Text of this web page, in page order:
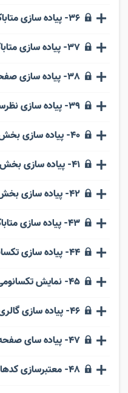
36- پیاده سازی متاباکس ویدیو
37- پیاده سازی متاباکس همکاران ما
38- پیاده سازی صفحه داخلی بلاگ – ابزارک ها
39- پیاده سازی نظرسنجی
40- پیاده سازی بخش کامنت ها
41- پیاده سازی بخش دسته بندی
42- پیاده سازی بخش نمونه کارها
43- پیاده سازی متاباکس بخش نمونه کارها
44- پیاده سازی تکسانومی نمونه کارها
45- نمایش تکسانومی نمونه کارها
46- پیاده سازی گالری تصاویر نوشته ها
47- پیاده سای صفحه ۴۰۴
48- معتبرسازی کدها و فشرده سازی فایل و تصاویر